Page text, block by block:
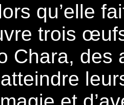
qu’elle
trois
Chara, des